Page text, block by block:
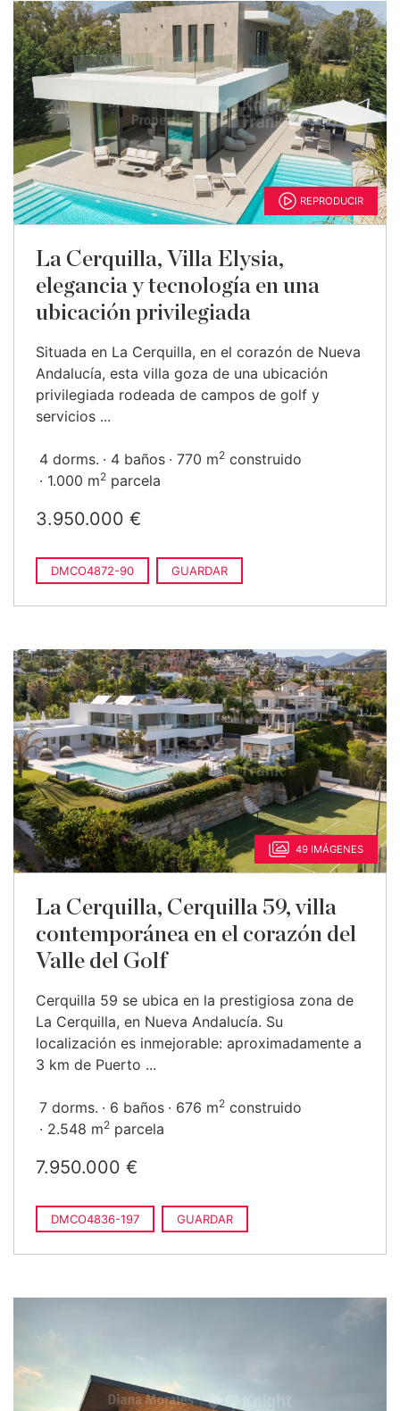
REPRODUCIR
La Cerquilla, Villa Elysia,
elegancia y tecnología en una
ubicación privilegiada
Situada en La Cerquilla, en el corazón de Nueva
Andalucía, esta villa goza de una ubicación
privilegiada rodeada de campos de golf y
servicios ...
4 dorms. 4 baños 770 m2 construido
1.000 m2 parcela
3.950.000 €
DMCO4872-90 GUARDAR
49 IMÁGENES
La Cerquilla, Cerquilla 59, villa
contemporánea en el corazón del
Valle del Golf
Cerquilla 59 se ubica en la prestigiosa zona de
La Cerquilla, en Nueva Andalucía. Su
localización es inmejorable: aproximadamente a
3 km de Puerto ...
7 dorms. 6 baños 676 m2 construido
2.548 m2 parcela
7.950.000 €
DMCO4836-197 GUARDAR